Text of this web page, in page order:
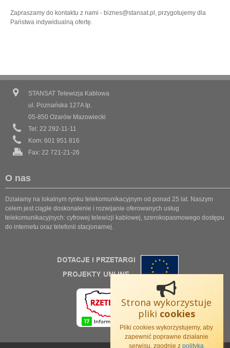
Wykaz programów
Cennik
Aktualne
Archiwum
Oferty pracy
Kontakt
zapraszamy
Zapraszamy do kontaktu z nami - biznes@stansat.pl , przygotujemy dla
Państwa indywidualną ofertę.
STANSAT Telewizja Kablowa
ul. Poznańska 127A Ip.
05-850 Ożarów Mazowiecki
Tel: 22 292-11-11
Kom: 601 951 816
Fax: 22 721-21-26
O nas
Działamy na lokalnym rynku telekomunikacyjnym od ponad 25 lat. Naszym
celem jest ciągłe doskonalenie i rozwijanie oferowanych usług
telekomunikacyjnych: cyfrowej telewizji kablowej, szerokopasmowego dostępu
do internetu oraz telefonii stacjonarnej.
Strona wykorzystuje
pliki cookies
Pliki cookies wykorzystujemy, aby
zapewnić poprawne działanie
serwisu, zgodnie z polityką